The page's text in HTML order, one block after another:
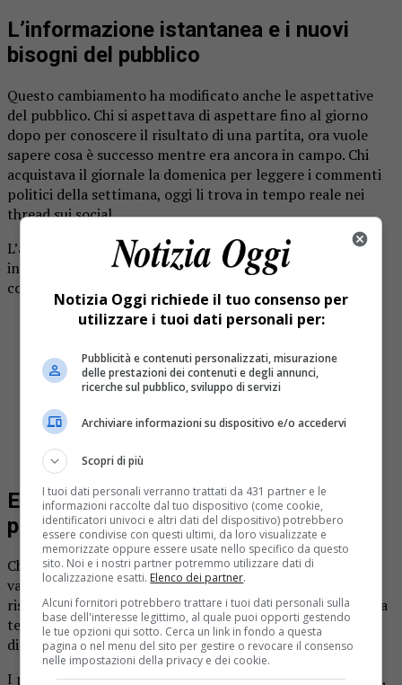
L’informazione istantanea e i nuovi
bisogni del pubblico
Questo cambiamento ha modificato anche le aspettative
del pubblico. Chi si aspettava di aspettare fino al giorno
dopo per conoscere il risultato di una partita, ora vuole
sapere cosa è successo mentre era ancora in campo. Chi
acquistava il giornale la domenica per leggere i commenti
politici della settimana, oggi li trova in tempo reale nei
thread sui social.
L’aggiornamento continuo ha generato nuove abitudini
informative, che si sviluppano attorno a una serie di
contenuti molto diversi tra loro:
risultati sportivi in diretta, con statistiche e
notizie di cronaca e politica con live blogging degli
eventi principali
dati di borsa e aggiornamenti finanziari per
investitori e operatori
estrazioni, sorteggi e concorsi seguiti da milioni di
persone
Estrazioni e risultati in diretta: un
pubblico sempre connesso
Chi partecipa a giochi come il Lotto, il Superenalotto o i
vari gratta e vinci conosce bene l’attesa. Per decenni, i
risultati delle estrazioni venivano comunicati attraverso la
televisione o il giornale del giorno successivo. Oggi quella
dinamica è completamente ribaltata.
I portali specializzati pubblicano i risultati in tempo reale,
Notizia Oggi richiede il tuo consenso per
utilizzare i tuoi dati personali per:
Pubblicità e contenuti personalizzati, misurazione
delle prestazioni dei contenuti e degli annunci,
ricerche sul pubblico, sviluppo di servizi
Archiviare informazioni su dispositivo e/o accedervi
Scopri di più
I tuoi dati personali verranno trattati da 431 partner e le
informazioni raccolte dal tuo dispositivo (come cookie,
identificatori univoci e altri dati del dispositivo) potrebbero
essere condivise con questi ultimi, da loro visualizzate e
memorizzate oppure essere usate nello specifico da questo
sito. Noi e i nostri partner potremmo utilizzare dati di
localizzazione esatti. Elenco dei partner.
Alcuni fornitori potrebbero trattare i tuoi dati personali sulla
base dell'interesse legittimo, al quale puoi opporti gestendo
le tue opzioni qui sotto. Cerca un link in fondo a questa
pagina o nel menu del sito per gestire o revocare il consenso
nelle impostazioni della privacy e dei cookie.